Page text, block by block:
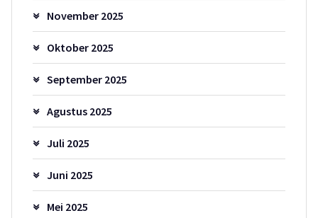
November 2025
Oktober 2025
September 2025
Agustus 2025
Juli 2025
Juni 2025
Mei 2025